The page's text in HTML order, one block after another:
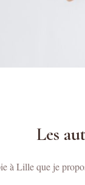
Les
à Lille que je